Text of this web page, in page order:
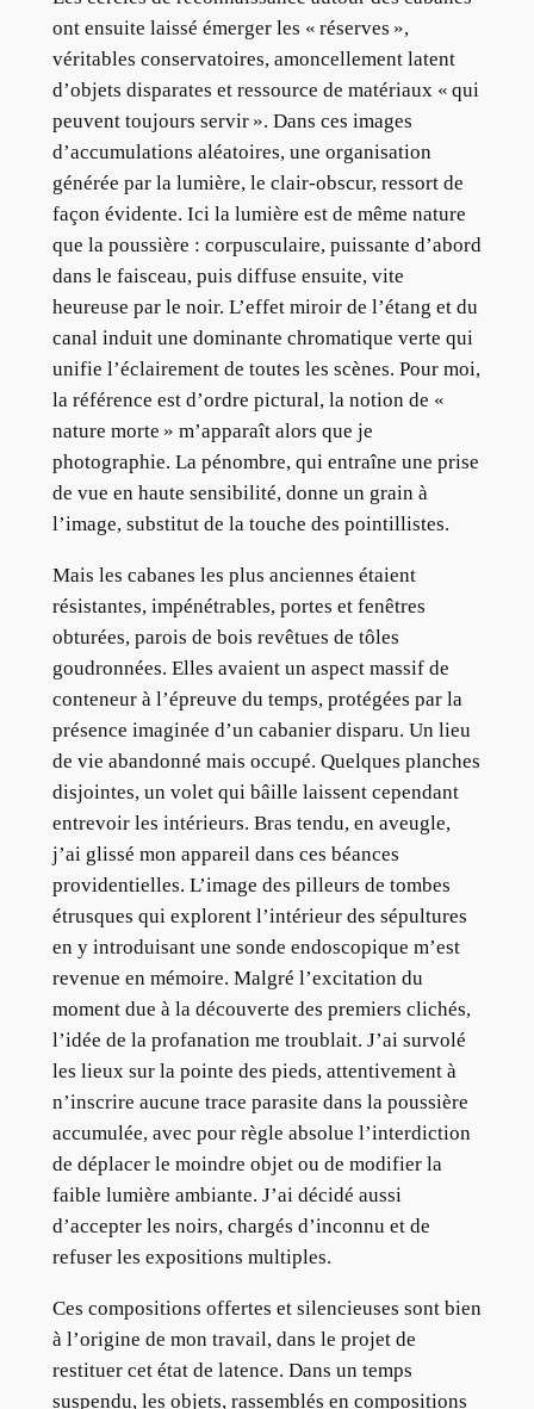
ont ensuite laissé émerger les « réserves »,
véritables conservatoires, amoncellement latent
d’objets disparates et ressource de matériaux « qui
peuvent toujours servir ». Dans ces images
d’accumulations aléatoires, une organisation
générée par la lumière, le clair-obscur, ressort de
façon évidente. Ici la lumière est de même nature
que la poussière : corpusculaire, puissante d’abord
dans le faisceau, puis diffuse ensuite, vite
heureuse par le noir. L’effet miroir de l’étang et du
canal induit une dominante chromatique verte qui
unifie l’éclairement de toutes les scènes. Pour moi,
la référence est d’ordre pictural, la notion de «
nature morte » m’apparaît alors que je
photographie. La pénombre, qui entraîne une prise
de vue en haute sensibilité, donne un grain à
l’image, substitut de la touche des pointillistes.
Mais les cabanes les plus anciennes étaient
résistantes, impénétrables, portes et fenêtres
obturées, parois de bois revêtues de tôles
goudronnées. Elles avaient un aspect massif de
conteneur à l’épreuve du temps, protégées par la
présence imaginée d’un cabanier disparu. Un lieu
de vie abandonné mais occupé. Quelques planches
disjointes, un volet qui bâille laissent cependant
entrevoir les intérieurs. Bras tendu, en aveugle,
j’ai glissé mon appareil dans ces béances
providentielles. L’image des pilleurs de tombes
étrusques qui explorent l’intérieur des sépultures
en y introduisant une sonde endoscopique m’est
revenue en mémoire. Malgré l’excitation du
moment due à la découverte des premiers clichés,
l’idée de la profanation me troublait. J’ai survolé
les lieux sur la pointe des pieds, attentivement à
n’inscrire aucune trace parasite dans la poussière
accumulée, avec pour règle absolue l’interdiction
de déplacer le moindre objet ou de modifier la
faible lumière ambiante. J’ai décidé aussi
d’accepter les noirs, chargés d’inconnu et de
refuser les expositions multiples.
Ces compositions offertes et silencieuses sont bien
à l’origine de mon travail, dans le projet de
restituer cet état de latence. Dans un temps
suspendu, les objets, rassemblés en compositions